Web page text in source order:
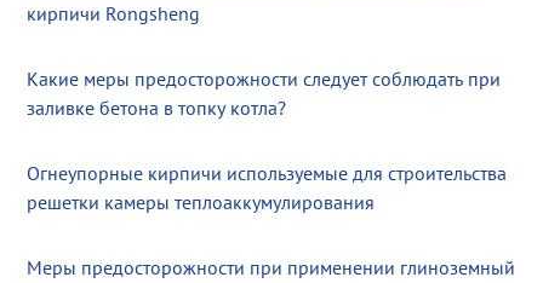
кирпичи Rongsheng
Какие меры предосторожности следует соблюдать при
заливке бетона в топку котла?
Огнеупорные кирпичи используемые для строительства
решетки камеры теплоаккумулирования
Меры предосторожности при применении глиноземный